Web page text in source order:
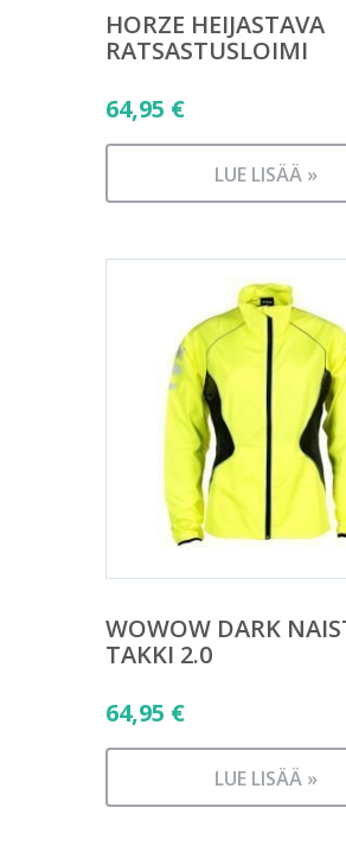
HORZE HEIJASTAVA
RATSASTUSLOIMI
64,95 €
LUE LISÄÄ »
WOWOW DARK
TAKKI 2.0
64,95 €
LUE LISÄÄ »